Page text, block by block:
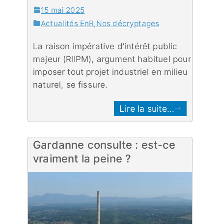
15 mai 2025
Actualités EnR,Nos décryptages
La raison impérative d’intérêt public
majeur (RIIPM), argument habituel pour
imposer tout projet industriel en milieu
naturel, se fissure.
Lire la suite...
Gardanne consulte : est-ce
vraiment la peine ?